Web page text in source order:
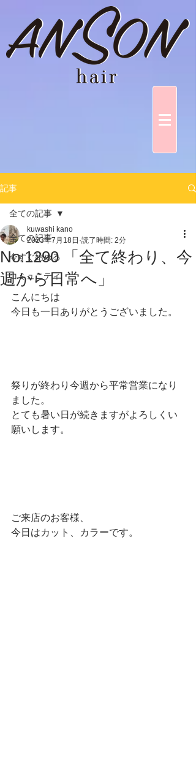
記事
全ての記事
今すぐ始める
コミュニティ
全ての記事
No.1290 「全て終わり、今
週から日常へ」
kuwashi kano
2023年7月18日 読了時間: 2分
こんにちは
今日も一日ありがとうございました。
祭りが終わり今週から平常営業になり
ました。
とても暑い日が続きますがよろしくい
願いします。
ご来店のお客様、
今日はカット、カラーです。